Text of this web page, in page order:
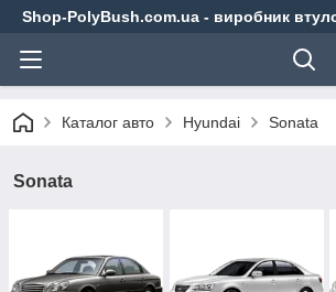
Shop-PolyBush.com.ua - виробник
Каталог авто Hyundai Sonata
Sonata